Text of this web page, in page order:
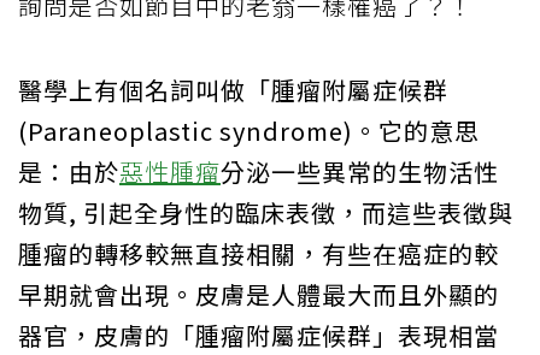
醫學上有個名詞叫做「腫瘤附屬症候群
(Paraneoplastic syndrome)。它的意思
是：由於惡性腫瘤分泌一些異常的生物活性
物質, 引起全身性的臨床表徵，而這些表徵與
腫瘤的轉移較無直接相關，有些在癌症的較
早期就會出現。皮膚是人體最大而且外顯的
器官，皮膚的「腫瘤附屬症候群」表現相當